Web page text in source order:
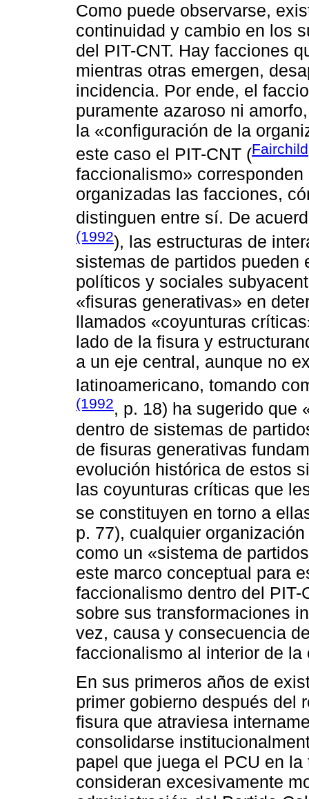
Como puede observarse,
continuidad y cambio en los
del PIT-CNT. Hay facciones
mientras otras emergen,
incidencia. Por ende, el
puramente azaroso ni
la «configuración de la
este caso el PIT-CNT (
faccionalismo»
organizadas las facciones,
distinguen entre sí. De
(1992), las estructuras de
sistemas de partidos pueden
políticos y sociales
«fisuras generativas» en
llamados «coyunturas
lado de la fisura y
a un eje central, aunque no
latinoamericano, tomando
(1992, p. 18) ha sugerido que
dentro de sistemas de
de fisuras generativas
evolución histórica de estos
las coyunturas críticas que
se constituyen en torno a
p. 77), cualquier
como un «sistema de
este marco conceptual para
faccionalismo dentro del
sobre sus transformaciones
vez, causa y consecuencia
faccionalismo al interior de la
En sus primeros años de
primer gobierno después del
fisura que atraviesa
consolidarse
papel que juega el PCU en
consideran excesivamente